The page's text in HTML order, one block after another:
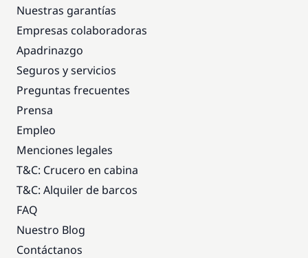
Nuestras garantías
Empresas colaboradoras
Apadrinazgo
Seguros y servicios
Preguntas frecuentes
Prensa
Empleo
Menciones legales
T&C: Crucero en cabina
T&C: Alquiler de barcos
FAQ
Nuestro Blog
Contáctanos